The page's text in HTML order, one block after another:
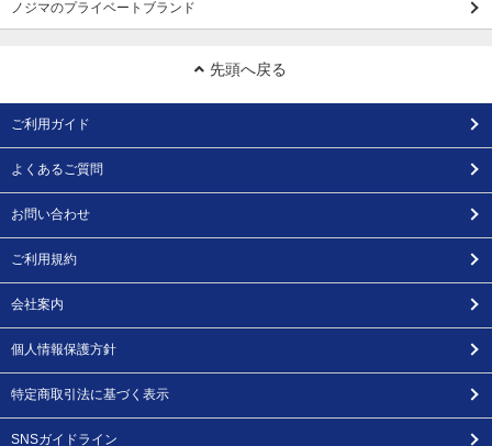
ノジマのプライベートブランド
先頭へ戻る
ご利用ガイド
よくあるご質問
お問い合わせ
ご利用規約
会社案内
個人情報保護方針
特定商取引法に基づく表示
SNSガイドライン